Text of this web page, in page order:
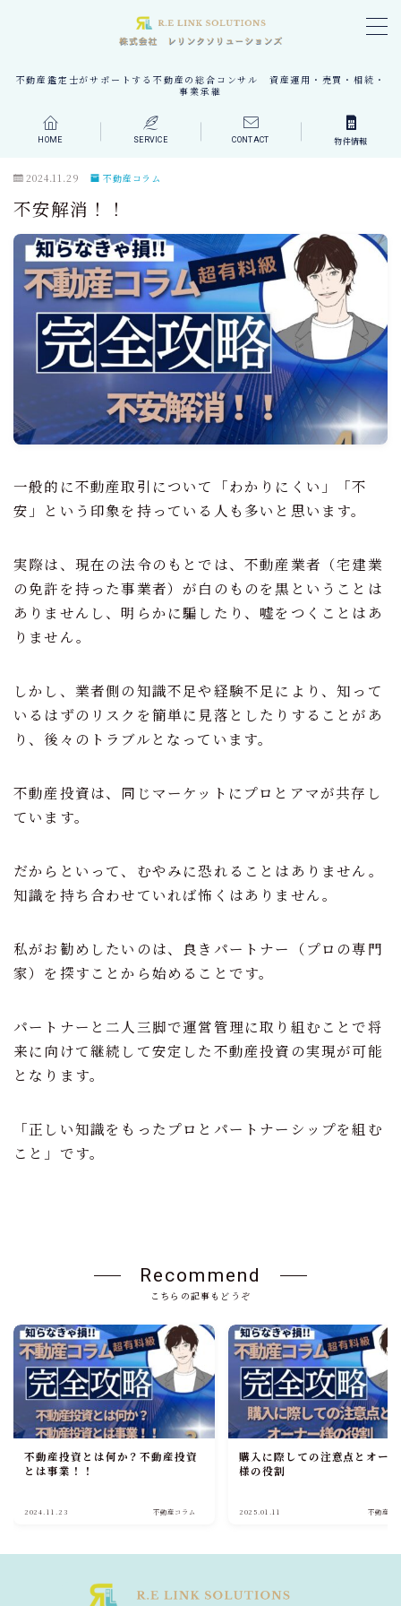
不動産鑑定士がサポートする不動産の総合コンサル 資産運用・売買・相続・
事業承継
会社案内
会社概要
会社理念
活動実績
代表者挨拶
会社所在地
事業案内
事業案内 TOP
不動産仲介
資産コンサルティング
相続・事業承継
専門家（士業）の方へ
不動産売却・購入サポート
資産コンサルティング
物件情報
HOME SERVICE CONTACT 物件情報
2024.11.29 不動産コラム
不安解消！！
一般的に不動産取引について「わかりにくい」「不
安」という印象を持っている人も多いと思います。
実際は、現在の法令のもとでは、不動産業者（宅建業
の免許を持った事業者）が白のものを黒ということは
ありませんし、明らかに騙したり、嘘をつくことはあ
りません。
しかし、業者側の知識不足や経験不足により、知って
いるはずのリスクを簡単に見落としたりすることがあ
り、後々のトラブルとなっています。
不動産投資は、同じマーケットにプロとアマが共存し
ています。
だからといって、むやみに恐れることはありません。
知識を持ち合わせていれば怖くはありません。
私がお勧めしたいのは、良きパートナー（プロの専門
家）を探すことから始めることです。
パートナーと二人三脚で運営管理に取り組むことで将
来に向けて継続して安定した不動産投資の実現が可能
となります。
「正しい知識をもったプロとパートナーシップを組む
こと」です。
Recommend
こちらの記事もどうぞ
不動産投資とは何か？不動産投資
とは事業！！
2024.11.23 不動産コラム
購入に際しての注意点とオー
様の役割
2025.01.11 不動産コ